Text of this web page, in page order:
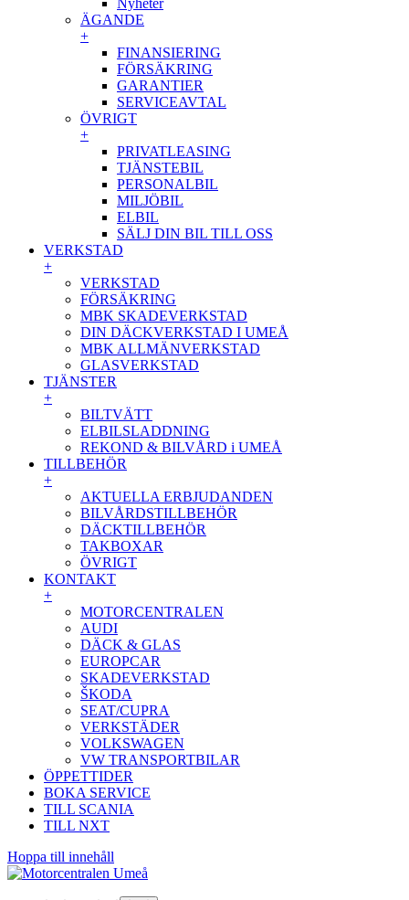
Nyheter
ÄGANDE
+
FINANSIERING
FÖRSÄKRING
GARANTIER
SERVICEAVTAL
ÖVRIGT
+
PRIVATLEASING
TJÄNSTEBIL
PERSONALBIL
MILJÖBIL
ELBIL
SÄLJ DIN BIL TILL OSS
VERKSTAD
+
VERKSTAD
FÖRSÄKRING
MBK SKADEVERKSTAD
DIN DÄCKVERKSTAD I UMEÅ
MBK ALLMÄNVERKSTAD
GLASVERKSTAD
TJÄNSTER
+
BILTVÄTT
ELBILSLADDNING
REKOND & BILVÅRD i UMEÅ
TILLBEHÖR
+
AKTUELLA ERBJUDANDEN
BILVÅRDSTILLBEHÖR
DÄCKTILLBEHÖR
TAKBOXAR
ÖVRIGT
KONTAKT
+
MOTORCENTRALEN
AUDI
DÄCK & GLAS
EUROPCAR
SKADEVERKSTAD
ŠKODA
SEAT/CUPRA
VERKSTÄDER
VOLKSWAGEN
VW TRANSPORTBILAR
ÖPPETTIDER
BOKA SERVICE
TILL SCANIA
TILL NXT
Hoppa till innehåll